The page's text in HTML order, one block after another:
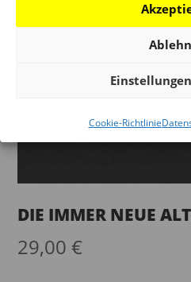
Cookie-Richtlinie
DIE IMMER NEUE
29,00€